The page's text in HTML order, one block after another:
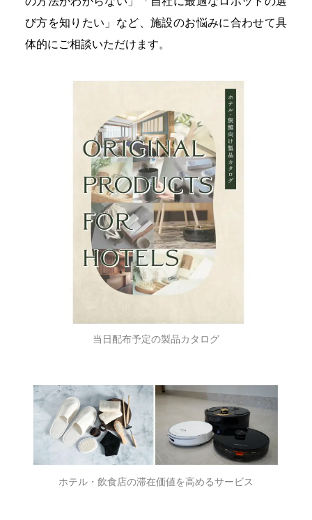
び方を知りたい」など、施設のお悩みに合わせて具
体的にご相談いただけます。
当日配布予定の製品カタログ
ホテル・飲食店の滞在価値を高めるサービス